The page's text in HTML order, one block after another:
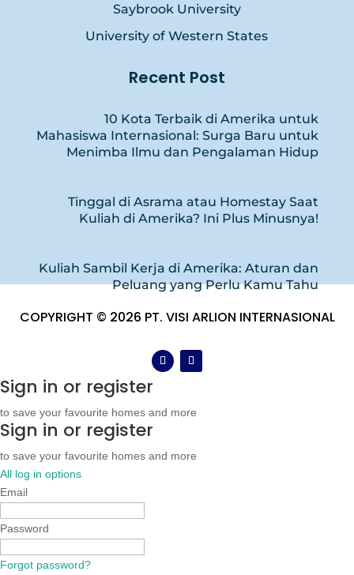
Saybrook University
University of Western States
Recent Post
10 Kota Terbaik di Amerika untuk
Mahasiswa Internasional: Surga Baru untuk
Menimba Ilmu dan Pengalaman Hidup
Tinggal di Asrama atau Homestay Saat
Kuliah di Amerika? Ini Plus Minusnya!
Kuliah Sambil Kerja di Amerika: Aturan dan
Peluang yang Perlu Kamu Tahu
COPYRIGHT © 2026 PT. VISI ARLION INTERNASIONAL
Sign in or register
to save your favourite homes and more
Sign in or register
to save your favourite homes and more
All log in options
Email
Password
Forgot password?